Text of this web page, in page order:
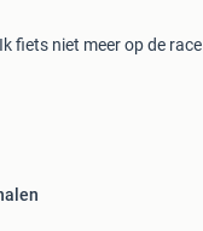
fiets niet meer op de race